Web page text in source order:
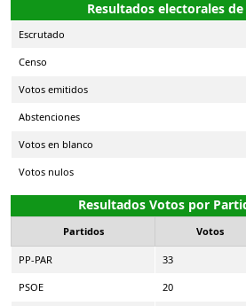
Resultados electorales de
Escrutado
Censo
Votos emitidos
Abstenciones
Votos en blanco
Votos nulos
Resultados Votos por
Partidos Votos
PP-PAR 33
PSOE 20